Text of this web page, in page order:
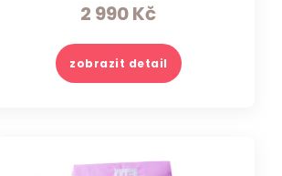
2 990Kč
zobrazit detail